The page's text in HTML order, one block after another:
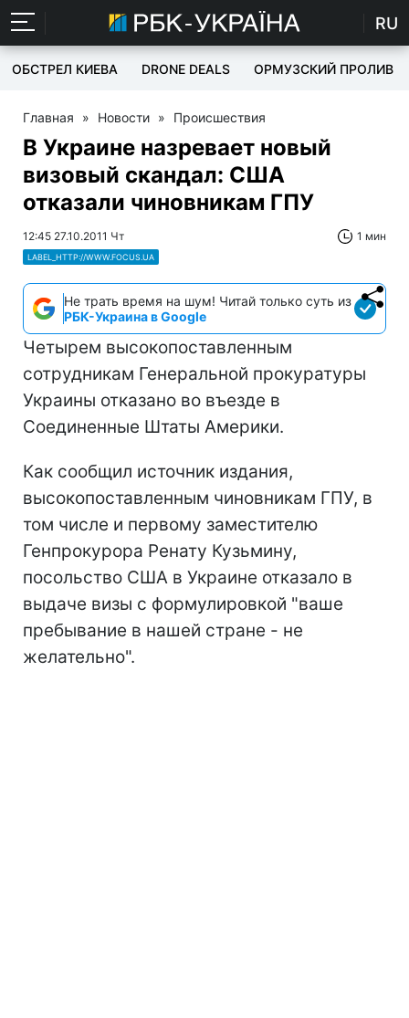
RU
ОБСТРЕЛ КИЕВА DRONE DEALS ОРМУЗСКИЙ ПРОЛИВ
Главная » Новости » Происшествия
В Украине назревает новый
визовый скандал: США
отказали чиновникам ГПУ
12:45 27.10.2011 Чт 1 мин
LABEL_HTTP://WWW.FOCUS.UA
Не трать время на шум! Читай только суть из
РБК-Украина в Google
Четырем высокопоставленным
сотрудникам Генеральной прокуратуры
Украины отказано во въезде в
Соединенные Штаты Америки.
Как сообщил источник издания,
высокопоставленным чиновникам ГПУ, в
том числе и первому заместителю
Генпрокурора Ренату Кузьмину,
посольство США в Украине отказало в
выдаче визы с формулировкой "ваше
пребывание в нашей стране - не
желательно".